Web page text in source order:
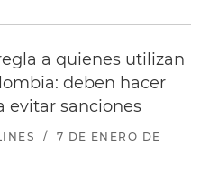
a quienes utilizan
deben hacer
evitar sanciones
/
7 DE ENERO DE